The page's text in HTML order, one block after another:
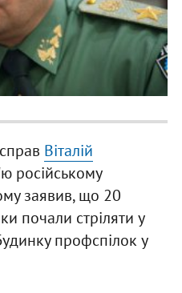
Віталій
російському
заявив, що 20
почали стріляти у
профспілок у